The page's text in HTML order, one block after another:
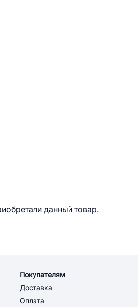
данный товар.
Покупателям
Доставка
Оплата